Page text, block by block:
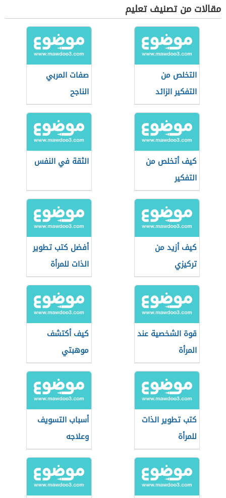
مقالات من تصنيف تعليم
التخلص من
التفكير الزائد
صفات المربي
الناجح
كيف أتخلص من
التفكير
الثقة في النفس
كيف أزيد من
تركيزي
أفضل كتب تطوير
الذات للمرأة
قوة الشخصية عند
المرأة
كيف أكتشف
موهبتي
كتب تطوير الذات
للمرأة
أسباب التسويف
وعلاجه